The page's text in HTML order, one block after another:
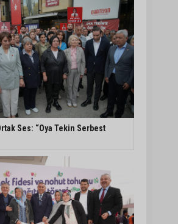
Seyhan’da fırın ve
pastanelere hijyen
denetimi gerçekleştirildi
Eski polis memuru Ergün
Karakaya’nın öldürüldüğü
silahlı kavganın
görüntüleri ortaya çıktı
İmamoğlu’nda hijyen ve
etiket kontrolü
Mustafa Özkan: "Yüreğir
Ses: “Oya Tekin Serbest